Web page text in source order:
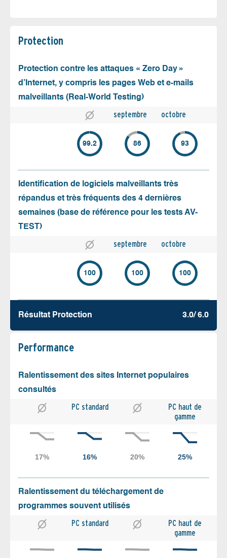
Protection
Protection contre les attaques « Zero Day »
d’Internet, y compris les pages Web et e-mails
malveillants (Real-World Testing)
septembre octobre
99.2 86 93
Identification de logiciels malveillants très
répandus et très fréquents des 4 dernières
semaines (base de référence pour les tests AV-
TEST)
septembre octobre
100 100 100
Résultat Protection 3.0/ 6.0
Performance
Ralentissement des sites Internet populaires
consultés
PC standard
PC haut de
gamme
Ralentissement du téléchargement de
programmes souvent utilisés
PC standard
PC haut de
gamme